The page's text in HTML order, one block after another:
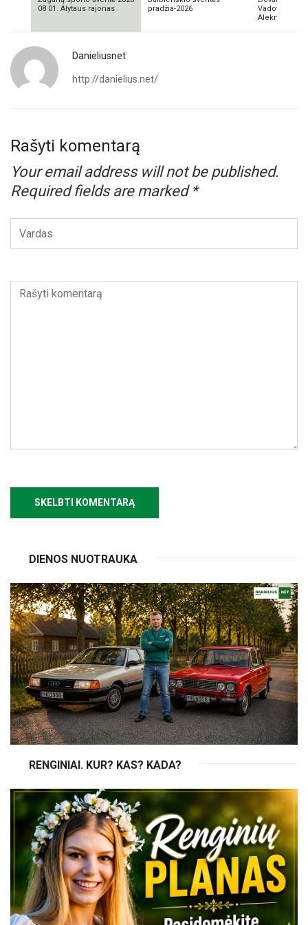
08 01. Alytaus rajonas
pradžia-2026
Vadovas
Aleknavičius
Danieliusnet
http://danielius.net/
Rašyti komentarą
Your email address will not be published.
Required fields are marked *
DIENOS NUOTRAUKA
RENGINIAI. KUR? KAS? KADA?